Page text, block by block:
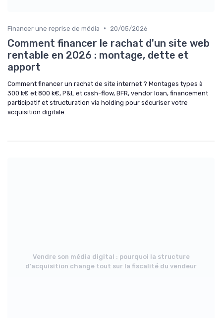
Financer une reprise de média • 20/05/2026
Comment financer le rachat d'un site web
rentable en 2026 : montage, dette et
apport
Comment financer un rachat de site internet ? Montages types à
300 k€ et 800 k€, P&L et cash-flow, BFR, vendor loan, financement
participatif et structuration via holding pour sécuriser votre
acquisition digitale.
Vendre son média digital : pourquoi la structure
d'acquisition change tout sur la fiscalité du vendeur